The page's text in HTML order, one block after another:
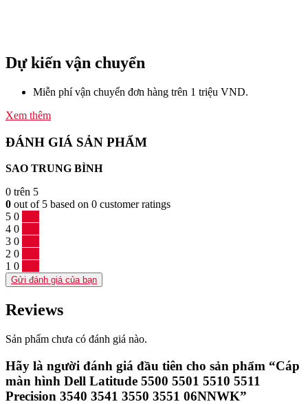
Dự kiến vận chuyển
Miễn phí vận chuyển đơn hàng trên 1 triệu VND.
Xem thêm
ĐÁNH GIÁ SẢN PHẨM
SAO TRUNG BÌNH
0 trên 5
0 out of 5 based on 0 customer ratings
5 0
4 0
3 0
2 0
1 0
Gửi đánh giá của bạn
Reviews
Sản phẩm chưa có đánh giá nào.
Hãy là người đánh giá đầu tiên cho sản phẩm “Cáp
màn hình Dell Latitude 5500 5501 5510 5511
Precision 3540 3541 3550 3551 06NNWK”